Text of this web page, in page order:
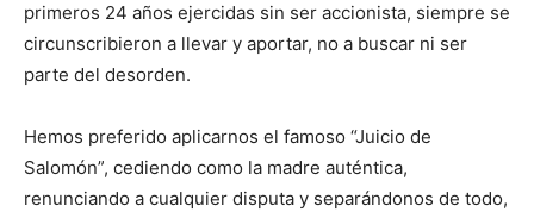
primeros 24 años ejercidas sin ser accionista, siempre se
circunscribieron a llevar y aportar, no a buscar ni ser
parte del desorden.
Hemos preferido aplicarnos el famoso “Juicio de
Salomón”, cediendo como la madre auténtica,
renunciando a cualquier disputa y separándonos de todo,